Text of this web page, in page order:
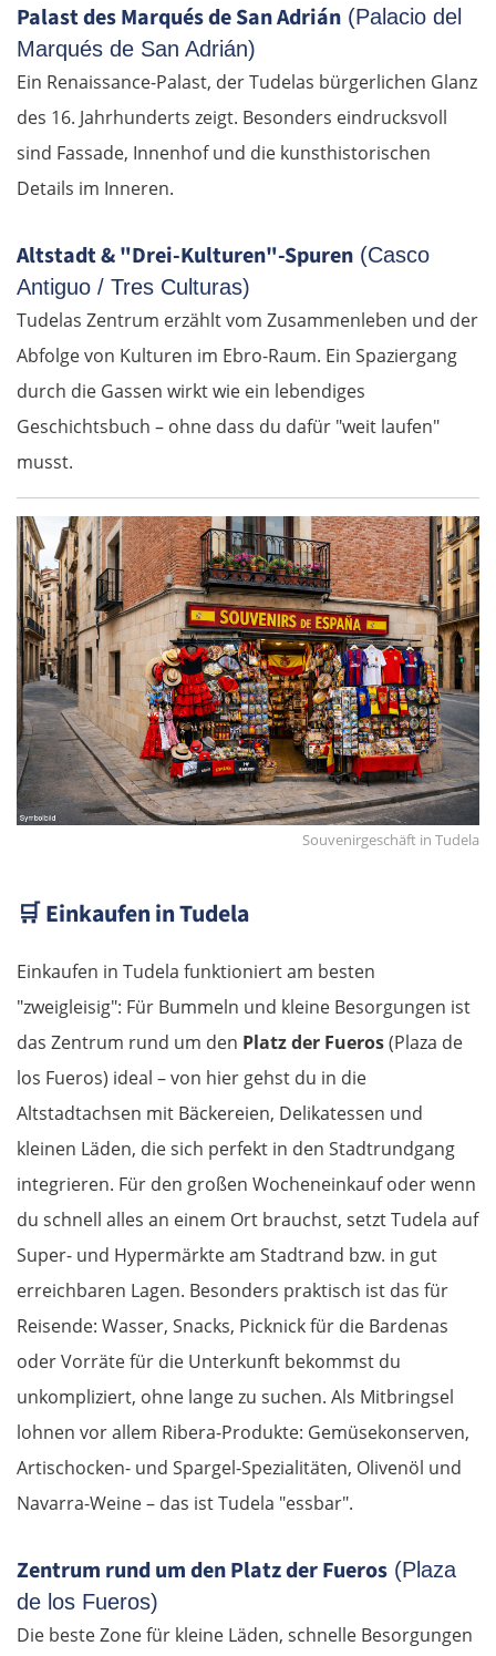
Palast des Marqués de San Adrián (Palacio del
Marqués de San Adrián)
Ein Renaissance-Palast, der Tudelas bürgerlichen Glanz
des 16. Jahrhunderts zeigt. Besonders eindrucksvoll
sind Fassade, Innenhof und die kunsthistorischen
Details im Inneren.
Altstadt & "Drei-Kulturen"-Spuren (Casco
Antiguo / Tres Culturas)
Tudelas Zentrum erzählt vom Zusammenleben und der
Abfolge von Kulturen im Ebro-Raum. Ein Spaziergang
durch die Gassen wirkt wie ein lebendiges
Geschichtsbuch – ohne dass du dafür "weit laufen"
musst.
Souvenirgeschäft in Tudela
🛒Einkaufen in Tudela
Einkaufen in Tudela funktioniert am besten
"zweigleisig": Für Bummeln und kleine Besorgungen ist
das Zentrum rund um den Platz der Fueros(Plaza de
los Fueros) ideal – von hier gehst du in die
Altstadtachsen mit Bäckereien, Delikatessen und
kleinen Läden, die sich perfekt in den Stadtrundgang
integrieren. Für den großen Wocheneinkauf oder wenn
du schnell alles an einem Ort brauchst, setzt Tudela auf
Super- und Hypermärkte am Stadtrand bzw. in gut
erreichbaren Lagen. Besonders praktisch ist das für
Reisende: Wasser, Snacks, Picknick für die Bardenas
oder Vorräte für die Unterkunft bekommst du
unkompliziert, ohne lange zu suchen. Als Mitbringsel
lohnen vor allem Ribera-Produkte: Gemüsekonserven,
Artischocken- und Spargel-Spezialitäten, Olivenöl und
Navarra-Weine – das ist Tudela "essbar".
Zentrum rund um den Platz der Fueros (Plaza
de los Fueros)
Die beste Zone für kleine Läden, schnelle Besorgungen